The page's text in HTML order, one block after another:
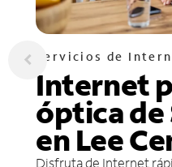
Servicios de
Internet
óptica
en Lee
Disfruta de Internet